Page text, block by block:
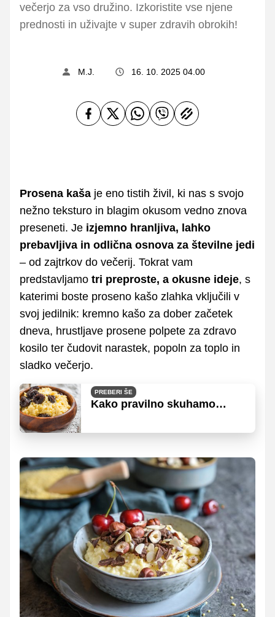
večerjo za vso družino. Izkoristite vse njene
prednosti in uživajte v super zdravih obrokih!
M.J. 16. 10. 2025 04.00
Prosena kaša je eno tistih živil, ki nas s svojo
nežno teksturo in blagim okusom vedno znova
preseneti. Je izjemno hranljiva, lahko
prebavljiva in odlična osnova za številne jedi
– od zajtrkov do večerij. Tokrat vam
predstavljamo tri preproste, a okusne ideje, s
katerimi boste proseno kašo zlahka vključili v
svoj jedilnik: kremno kašo za dober začetek
dneva, hrustljave prosene polpete za zdravo
kosilo ter čudovit narastek, popoln za toplo in
sladko večerjo.
PREBERI ŠE
Kako pravilno skuhamo